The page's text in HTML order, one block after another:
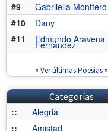
#9
Gabriiella Monttero
#10
Dany
#11
Edmundo Aravena
Fernández
« Ver últimas Poesias»
Categorías
::
Alegria
::
Amistad